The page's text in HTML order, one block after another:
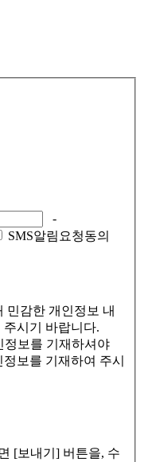
-
SMS알림요청동의
감한 개인정보 내
시기 바랍니다.
정보를 기재하셔야
보를 기재하여 주시
[보내기] 버튼을, 수